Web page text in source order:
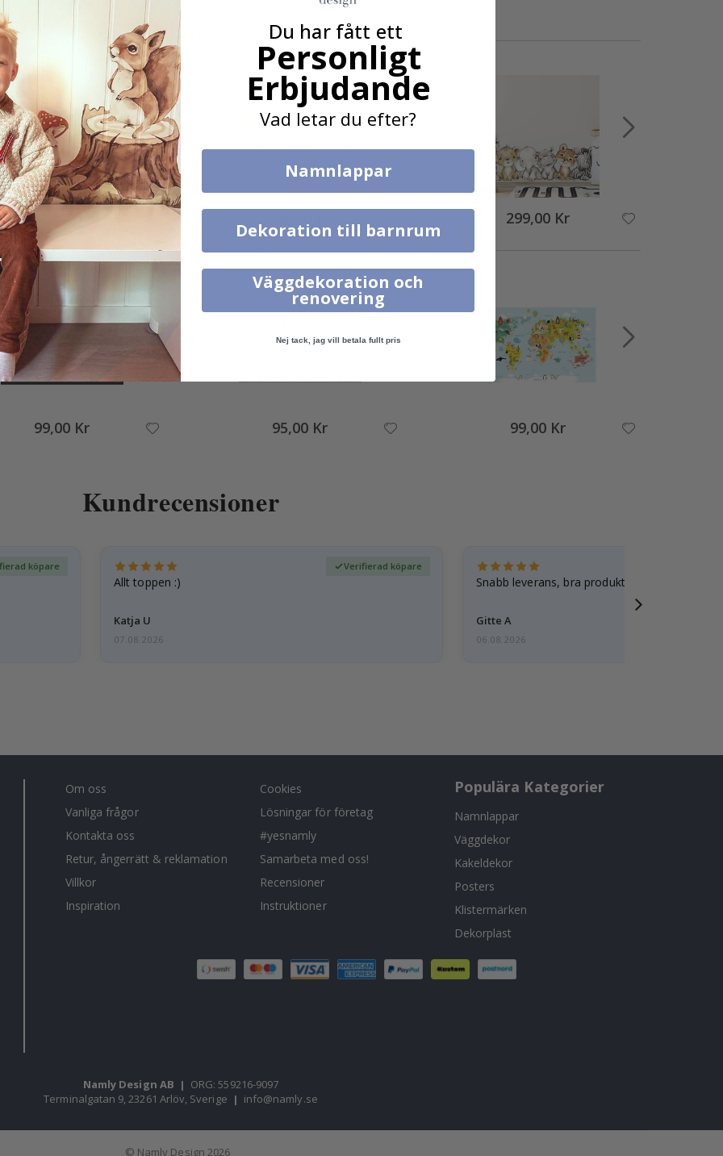
Andra köpte också
399,00 Kr 299,00 Kr
Liknande Produkter
99,00 Kr 95,00 Kr 99,00 Kr
Kundrecensioner
köpare
Allt toppen :)
Katja U
Verifierad köpare
07.08.2026
Snabb leverans, bra produkt
Gitte A
06.08.2026
Om oss
Vanliga frågor
Kontakta oss
Retur, ångerrätt & reklamation
Villkor
Inspiration
Cookies
Lösningar för företag
#yesnamly
Samarbeta med oss!
Recensioner
Instruktioner
Populära Kategorier
Namnlappar
Väggdekor
Kakeldekor
Posters
Klistermärken
Dekorplast
Namly Design AB | ORG: 559216-9097
Terminalgatan 9, 23261 Arlöv, Sverige | info@namly.se
© Namly Design 2026
Du har fått ett
Personligt
Erbjudande
Vad letar du efter?
Namnlappar
Dekoration till barnrum
Väggdekoration och
renovering
Nej tack, jag vill betala fullt pris